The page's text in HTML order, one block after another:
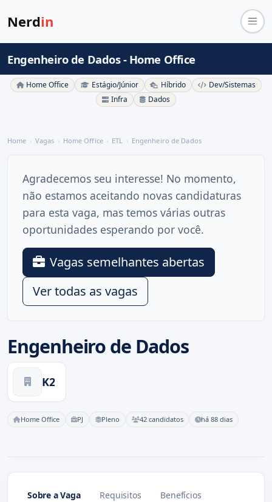
Nerdin
Engenheiro de Dados - Home Office
Home Office Estágio/Júnior Híbrido
Dev/Sistemas
Infra
Dados
Home Vagas Home Office ETL Engenheiro de Dados
Engenheiro de Dados
K2
Home Office PJ Pleno 42 candidatos há 88 dias
Agradecemos seu interesse! No momento,
não estamos aceitando novas candidaturas
para esta vaga, mas temos várias outras
oportunidades esperando por você.
Vagas semelhantes abertas
Ver todas as vagas
Sobre a Vaga Requisitos Benefícios